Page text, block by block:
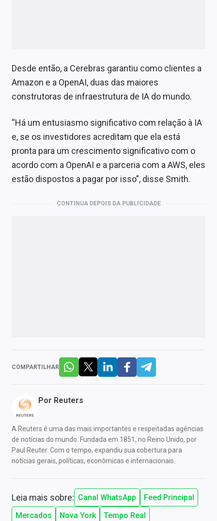
Desde então, a Cerebras garantiu como clientes a
Amazon e a OpenAI, duas das maiores
construtoras de infraestrutura de IA do mundo.
“Há um entusiasmo significativo com relação à IA
e, se os investidores acreditam que ela está
pronta para um crescimento significativo com o
acordo com a OpenAI e a parceria com a AWS, eles
estão dispostos a pagar por isso”, disse Smith.
CONTINUA DEPOIS DA PUBLICIDADE
COMPARTILHAR
Por Reuters
A Reuters é uma das mais importantes e respeitadas agências
de notícias do mundo. Fundada em 1851, no Reino Unido, por
Paul Reuter. Com o tempo, expandiu sua cobertura para
notícias gerais, políticas, econômicas e internacionais.
Leia mais sobre: Canal WhatsApp
Feed Principal
Mercados
Nova York Tempo Real